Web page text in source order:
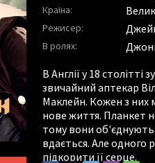
Країна:
Режисер:
В ролях:
В Англії у 18
звичайний аптекар
Маклейн. Кожен з них
нове життя. Планкет
тому вони об'єднують
вдається. Але одного
підкорити її серце.